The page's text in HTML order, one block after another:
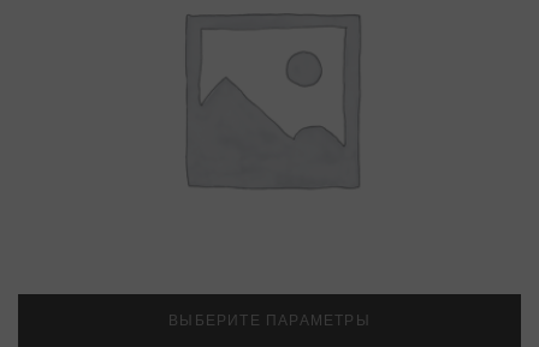
ВЫБЕРИТЕ ПАРАМЕТРЫ